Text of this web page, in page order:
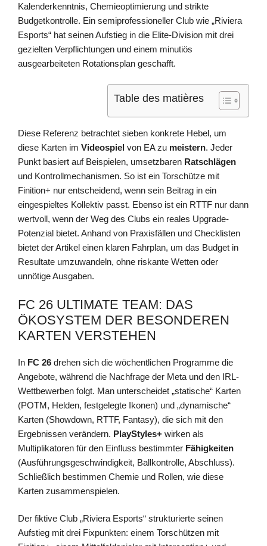
Kalenderkenntnis, Chemieoptimierung und strikte
Budgetkontrolle. Ein semiprofessioneller Club wie „Riviera
Esports“ hat seinen Aufstieg in die Elite-Division mit drei
gezielten Verpflichtungen und einem minutiös
ausgearbeiteten Rotationsplan geschafft.
Table des matières
Diese Referenz betrachtet sieben konkrete Hebel, um
diese Karten im Videospiel von EA zu meistern. Jeder
Punkt basiert auf Beispielen, umsetzbaren Ratschlägen
und Kontrollmechanismen. So ist ein Torschütze mit
Finition+ nur entscheidend, wenn sein Beitrag in ein
eingespieltes Kollektiv passt. Ebenso ist ein RTTF nur dann
wertvoll, wenn der Weg des Clubs ein reales Upgrade-
Potenzial bietet. Anhand von Praxisfällen und Checklisten
bietet der Artikel einen klaren Fahrplan, um das Budget in
Resultate umzuwandeln, ohne riskante Wetten oder
unnötige Ausgaben.
FC 26 ULTIMATE TEAM: DAS
ÖKOSYSTEM DER BESONDEREN
KARTEN VERSTEHEN
In FC 26 drehen sich die wöchentlichen Programme die
Angebote, während die Nachfrage der Meta und den IRL-
Wettbewerben folgt. Man unterscheidet „statische“ Karten
(POTM, Helden, festgelegte Ikonen) und „dynamische“
Karten (Showdown, RTTF, Fantasy), die sich mit den
Ergebnissen verändern. PlayStyles+ wirken als
Multiplikatoren für den Einfluss bestimmter Fähigkeiten
(Ausführungsgeschwindigkeit, Ballkontrolle, Abschluss).
Schließlich bestimmen Chemie und Rollen, wie diese
Karten zusammenspielen.
Der fiktive Club „Riviera Esports“ strukturierte seinen
Aufstieg mit drei Fixpunkten: einem Torschützen mit